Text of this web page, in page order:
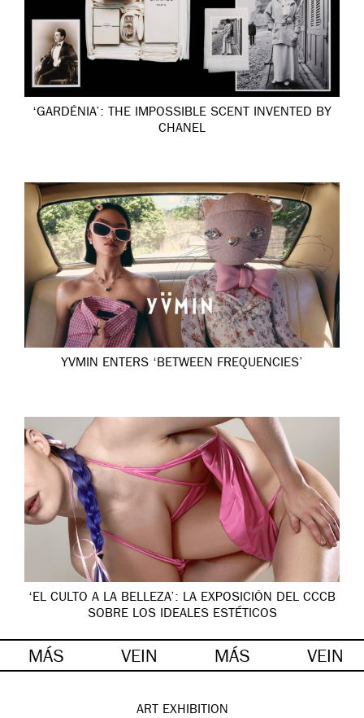
‘GARDÉNIA’: THE IMPOSSIBLE SCENT INVENTED BY
CHANEL
YVMIN ENTERS ‘BETWEEN FREQUENCIES’
‘EL CULTO A LA BELLEZA’: LA EXPOSICIÓN DEL CCCB
SOBRE LOS IDEALES ESTÉTICOS
MÁS VEIN MÁS VEIN
ART EXHIBITION